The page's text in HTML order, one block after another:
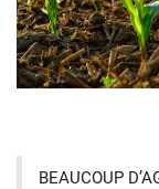
BEAUCOUP